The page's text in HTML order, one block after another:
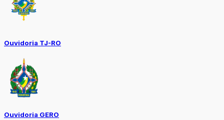
Ouvidoria TJ-RO
Ouvidoria GERO